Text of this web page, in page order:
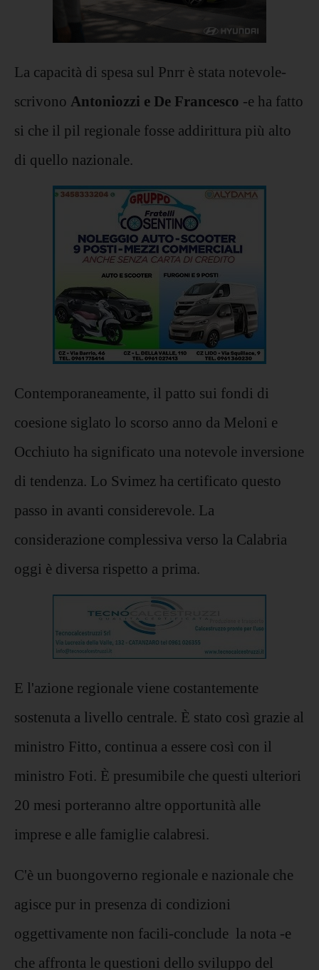
La capacità di spesa sul Pnrr è stata notevole-
scrivono Antoniozzi e De Francesco -e ha fatto
si che il pil regionale fosse addirittura più alto
di quello nazionale.
Contemporaneamente, il patto sui fondi di
coesione siglato lo scorso anno da Meloni e
Occhiuto ha significato una notevole inversione
di tendenza. Lo Svimez ha certificato questo
passo in avanti considerevole. La
considerazione complessiva verso la Calabria
oggi è diversa rispetto a prima.
E l'azione regionale viene costantemente
sostenuta a livello centrale. È stato così grazie al
ministro Fitto, continua a essere così con il
ministro Foti. È presumibile che questi ulteriori
20 mesi porteranno altre opportunità alle
imprese e alle famiglie calabresi.
C'è un buongoverno regionale e nazionale che
agisce pur in presenza di condizioni
oggettivamente non facili-conclude la nota -e
che affronta le questioni dello sviluppo del